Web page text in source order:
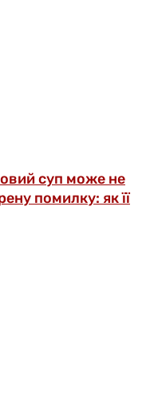
суп може не
помилку: як її